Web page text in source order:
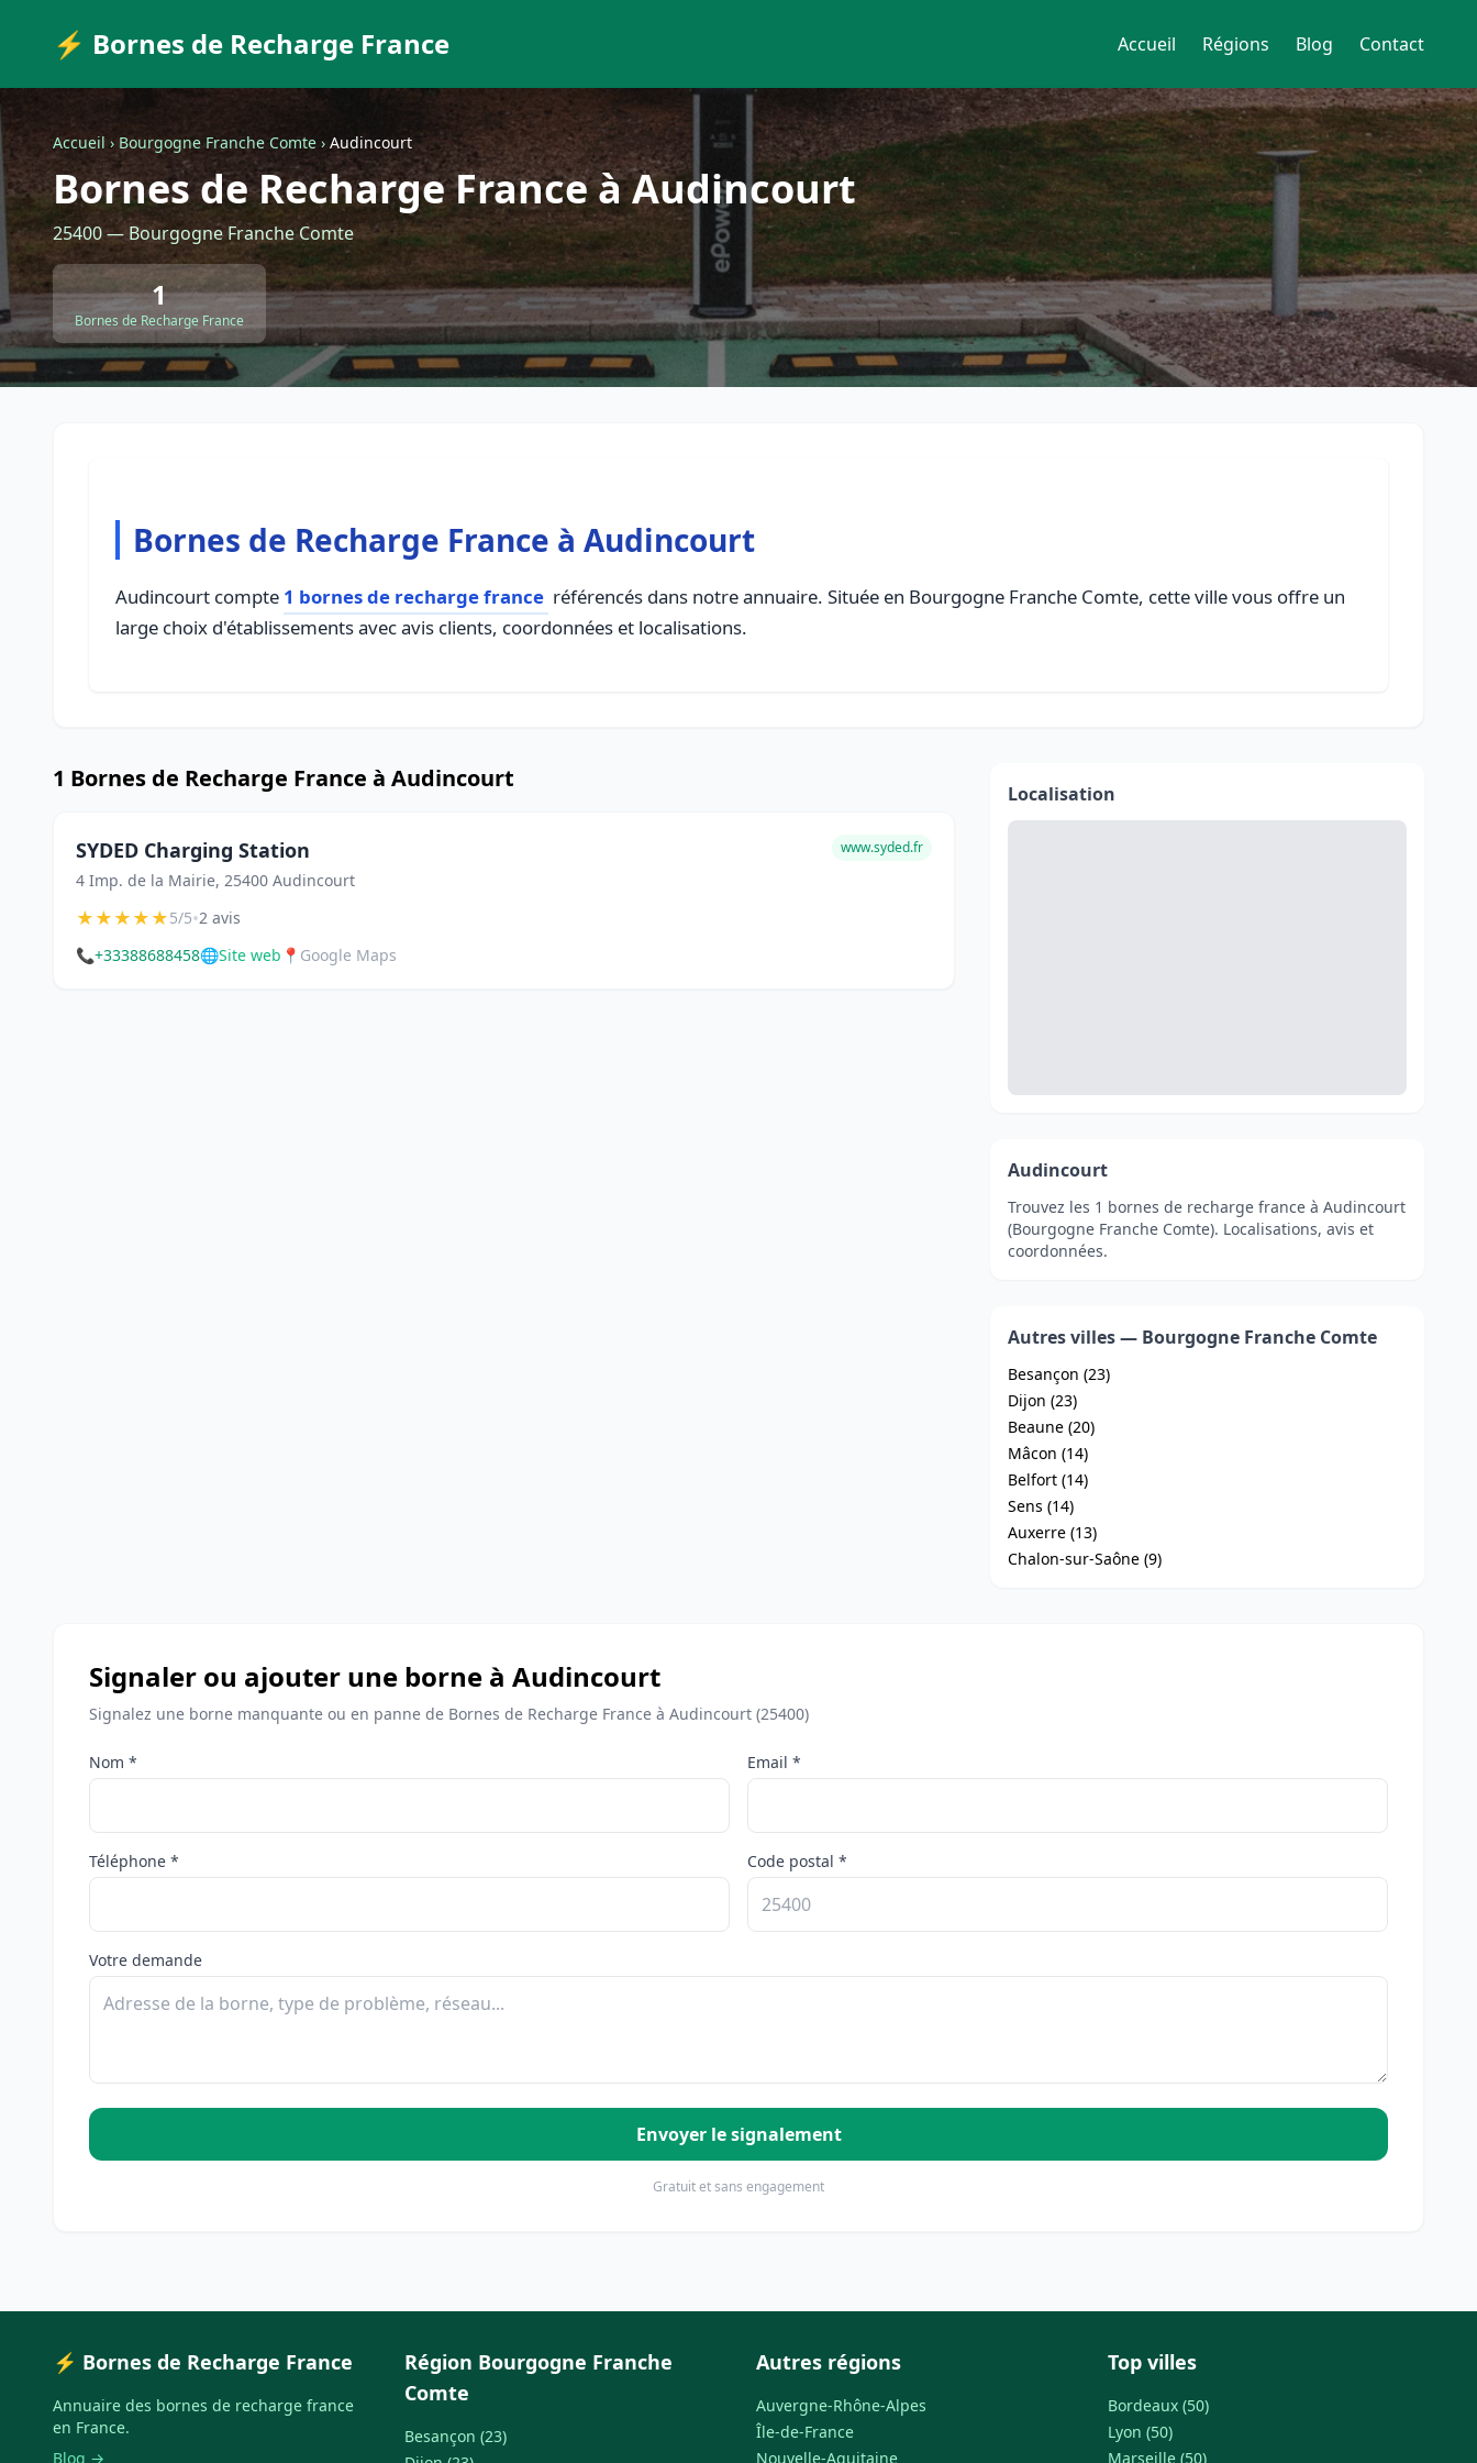
⚡ Bornes de Recharge France Accueil Régions Blog Contact
Accueil › Bourgogne Franche Comte › Audincourt
Bornes de Recharge France à Audincourt
25400 — Bourgogne Franche Comte
1
Bornes de Recharge France
Bornes de Recharge France à Audincourt
Audincourt compte 1 bornes de recharge france référencés dans notre annuaire. Située en Bourgogne Franche Comte, cette ville vous offre un
large choix d'établissements avec avis clients, coordonnées et localisations.
1 Bornes de Recharge France à Audincourt
SYDED Charging Station
4 Imp. de la Mairie, 25400 Audincourt
www.syded.fr
★★★★★5/5•2 avis
📞+33388688458🌐Site web 📍 Google Maps
Localisation
Audincourt
Trouvez les 1 bornes de recharge france à Audincourt
(Bourgogne Franche Comte). Localisations, avis et
coordonnées.
Autres villes — Bourgogne Franche Comte
Besançon (23)
Dijon (23)
Beaune (20)
Mâcon (14)
Belfort (14)
Sens (14)
Auxerre (13)
Chalon-sur-Saône (9)
Signaler ou ajouter une borne à Audincourt
Signalez une borne manquante ou en panne de Bornes de Recharge France à Audincourt (25400)
Nom * Email *
Téléphone * Code postal *
Votre demande
Envoyer le signalement
Gratuit et sans engagement
⚡ Bornes de Recharge France
Annuaire des bornes de recharge france
en France.
Blog →
Région Bourgogne Franche
Comte
Besançon (23)
Autres régions
Auvergne-Rhône-Alpes
Île-de-France
Nouvelle-Aquitaine
Top villes
Bordeaux (50)
Lyon (50)
Marseille (50)